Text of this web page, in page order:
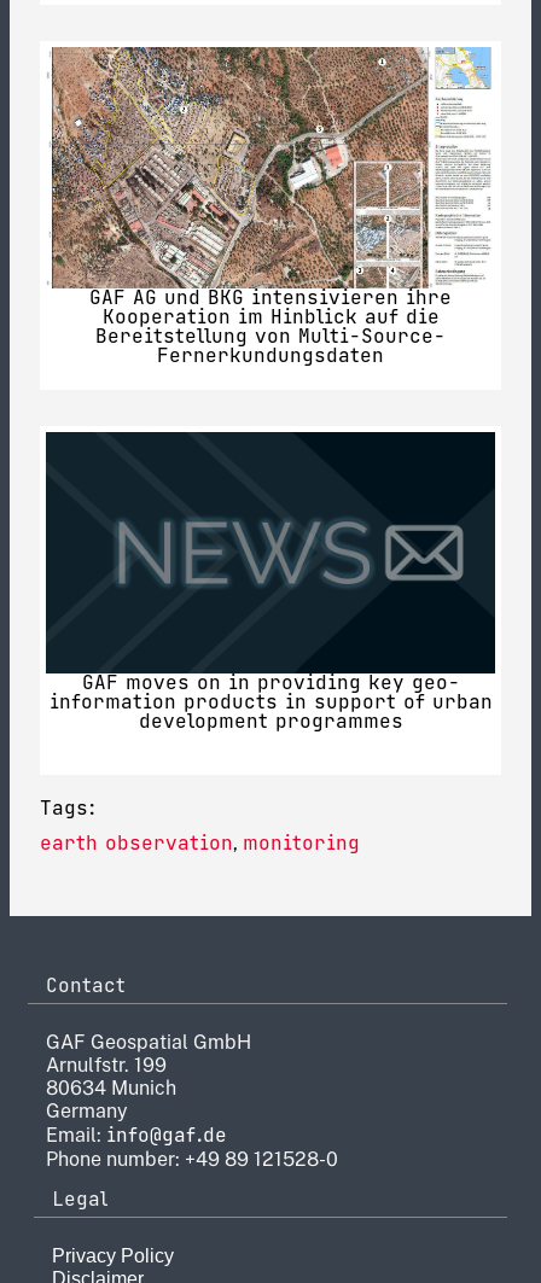
GAF AG und BKG intensivieren ihre
Kooperation im Hinblick auf die
Bereitstellung von Multi-Source-
Fernerkundungsdaten
GAF moves on in providing key geo-
information products in support of urban
development programmes
Tags:
earth observation, monitoring
Contact
GAF Geospatial GmbH
Arnulfstr. 199
80634 Munich
Germany
Email: info@gaf.de
Phone number: +49 89 121528-0
Legal
Privacy Policy
Disclaimer